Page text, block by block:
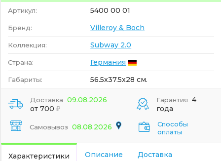
Артикул: 5400 00 01
Бренд: Villeroy & Boch
Коллекция: Subway 2.0
Страна: Германия
Габариты: 56.5x37.5x28 см.
Доставка 09.08.2026
от 700
Самовывоз 08.08.2026
Гарантия 4
года
Способы
оплаты
Характеристики Описание Доставка